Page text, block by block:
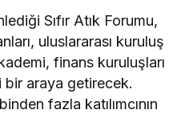
Sıfır Atık Forumu,
uluslararası kuruluş
finans kuruluşları
araya getirecek.
fazla katılımcının